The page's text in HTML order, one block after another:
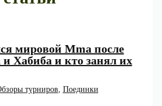
мировой Mma после
и Хабиба и кто занял их
турниров, Поединки